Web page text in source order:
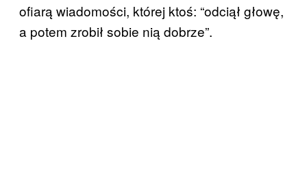
ofiarą wiadomości, której ktoś: “odciął głowę,
a potem zrobił sobie nią dobrze”.